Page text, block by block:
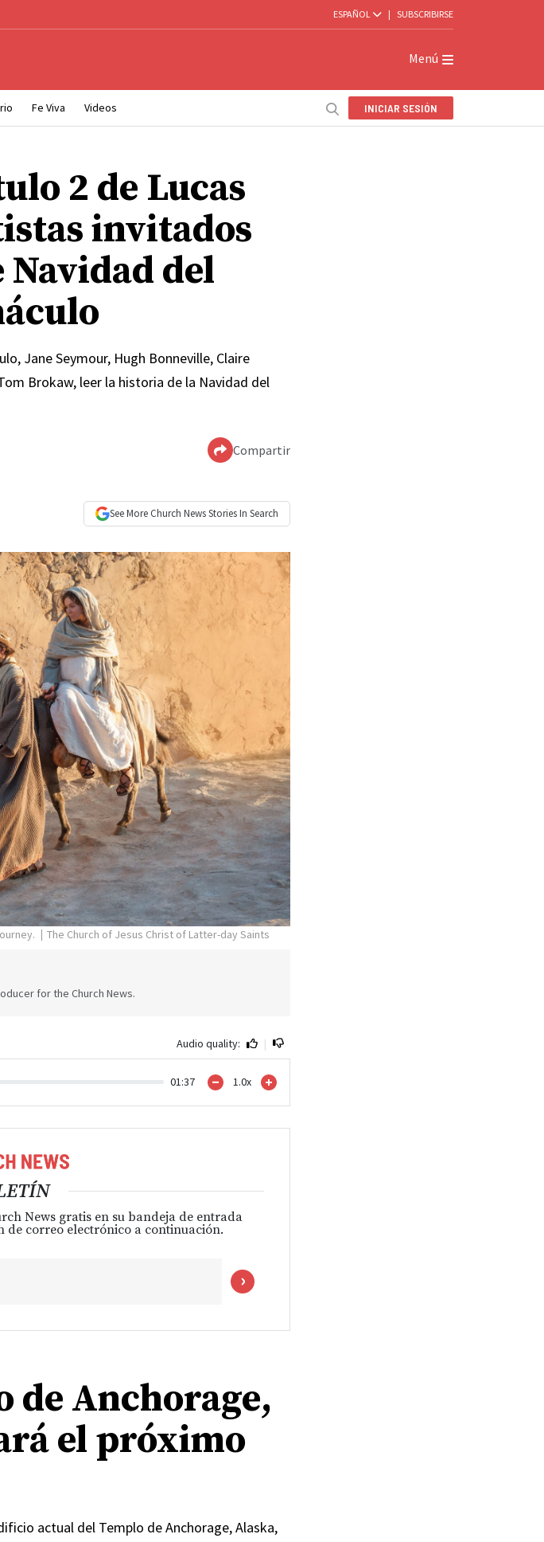
ESPAÑOL | SUBSCRIBIRSE
Menú
Fe Viva Videos INICIAR SESIÓN
2 de Lucas
invitados
del
Jane Seymour, Hugh Bonneville, Claire
Brokaw, leer la historia de la Navidad del
Compartir
See More Church NewsStories In Search
The Church of Jesus Christ of Latter-day Saints
for the Church News.
Audio quality: |
01:37 1.0x
News gratis en su bandeja de entrada
de correo electrónico a continuación.
de Anchorage,
el próximo
actual del Templo de Anchorage, Alaska,